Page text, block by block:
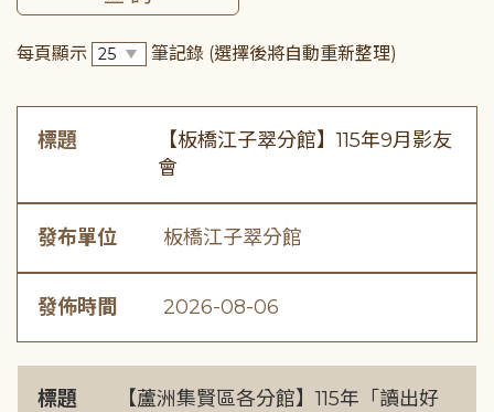
每頁顯示 筆記錄 (選擇後將自動重新整理)
標題
【板橋江子翠分館】115年9月影友
會
發布單位 板橋江子翠分館
發佈時間 2026-08-06
標題
【蘆洲集賢區各分館】115年「讀出好